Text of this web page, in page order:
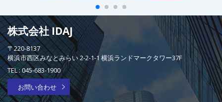
株式会社 IDAJ
〒220-8137
横浜市西区みなとみらい 2-2-1-1 横浜ランドマークタワー37F
TEL :045-683-1900
お問い合わせ